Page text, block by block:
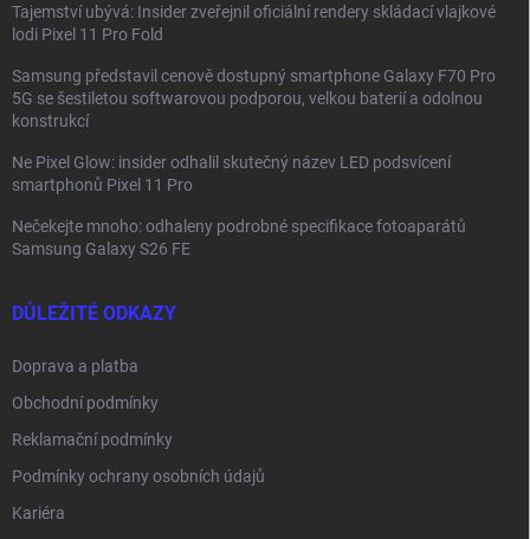
Tajemství ubývá: Insider zveřejnil oficiální rendery skládací vlajkové
lodi Pixel 11 Pro Fold
Samsung představil cenově dostupný smartphone Galaxy F70 Pro
5G se šestiletou softwarovou podporou, velkou baterií a odolnou
konstrukcí
Ne Pixel Glow: insider odhalil skutečný název LED podsvícení
smartphonů Pixel 11 Pro
Nečekejte mnoho: odhaleny podrobné specifikace fotoaparátů
Samsung Galaxy S26 FE
DŮLEŽITÉ ODKAZY
Doprava a platba
Obchodní podmínky
Reklamační podmínky
Podmínky ochrany osobních údajů
Kariéra